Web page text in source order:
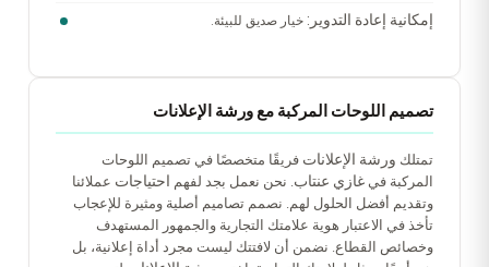
إمكانية إعادة التدوير: خيار صديق للبيئة.
تصميم اللوحات المركبة مع ورشة الإعلانات
تمتلك ورشة الإعلانات فريقًا متخصصًا في تصميم اللوحات
المركبة في غازي عنتاب. نحن نعمل بجد لفهم احتياجات عملائنا
وتقديم أفضل الحلول لهم. نصمم تصاميم أصلية ومثيرة للإعجاب
تأخذ في الاعتبار هوية علامتك التجارية والجمهور المستهدف
وخصائص القطاع. نضمن أن لافتتك ليست مجرد أداة إعلانية، بل